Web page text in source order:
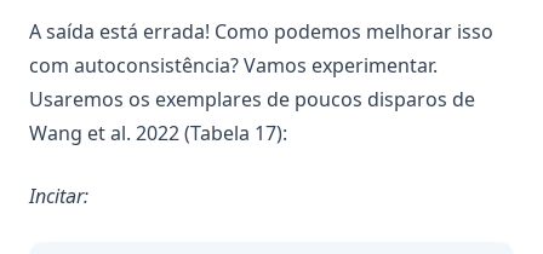
A saída está errada! Como podemos melhorar isso
com autoconsistência? Vamos experimentar.
Usaremos os exemplares de poucos disparos de
Wang et al. 2022 (Tabela 17):
Incitar: